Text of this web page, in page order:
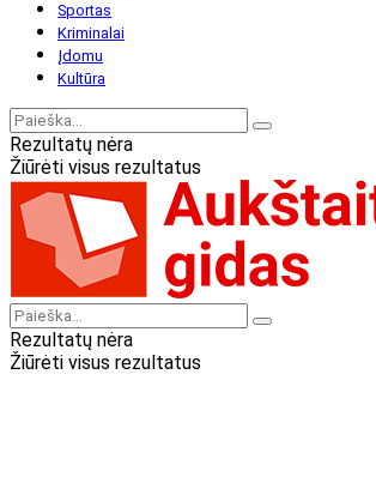
Sportas
Kriminalai
Įdomu
Kultūra
Rezultatų nėra
Žiūrėti visus rezultatus
Rezultatų nėra
Žiūrėti visus rezultatus